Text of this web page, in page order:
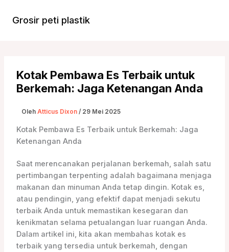
Grosir peti plastik
Kotak Pembawa Es Terbaik untuk
Berkemah: Jaga Ketenangan Anda
Oleh Atticus Dixon / 29 Mei 2025
Kotak Pembawa Es Terbaik untuk Berkemah: Jaga
Ketenangan Anda
Saat merencanakan perjalanan berkemah, salah satu
pertimbangan terpenting adalah bagaimana menjaga
makanan dan minuman Anda tetap dingin. Kotak es,
atau pendingin, yang efektif dapat menjadi sekutu
terbaik Anda untuk memastikan kesegaran dan
kenikmatan selama petualangan luar ruangan Anda.
Dalam artikel ini, kita akan membahas kotak es
terbaik yang tersedia untuk berkemah, dengan